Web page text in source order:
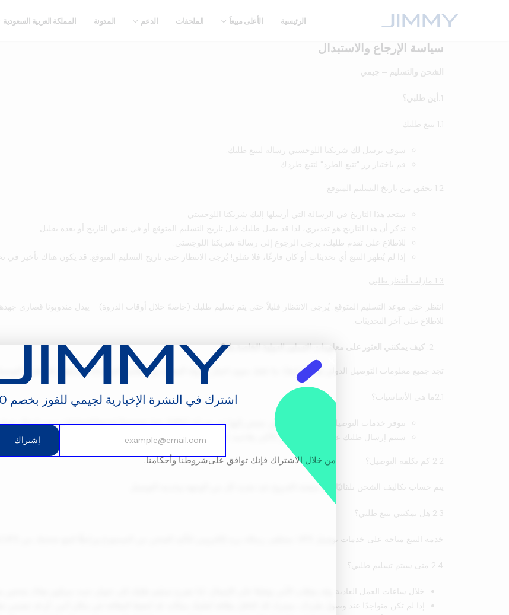
الرئيسية الأعلى مبيعاََ الملحقات الدعم المدونة المملكة العربية السعودية
سياسة الإرجاع والاستبدال
الشحن والتسليم – جيمي
1.أين طلبي؟
1.1 تتبع طلبك
سوف يرسل لك شريكنا اللوجستي رسالة لتتبع طلبك.
قم باختيار زر "تتبع الطرد" لتتبع طردك.
1.2 تحقق من تاريخ التسليم المتوقع
ستجد هذا التاريخ في الرسالة التي أرسلها إليك شريكنا اللوجستي
تذكر أن هذا التاريخ هو تقديري، لذا قد يصل طلبك قبل تاريخ التسليم المتوقع أو في نفس التاريخ أو بعده بقليل.
للاطلاع على تقدم طلبك، يرجى الرجوع إلى رسالة شريكنا اللوجستي.
إذا لم يُظهر التتبع أي تحديثات أو كان فارغًا، فلا تقلق! يُرجى الانتظار حتى تاريخ التسليم المتوقع. قد يكون هناك تأخير
1.3 مازلت أنتظر طلبي
انتظر حتى موعد التسليم المتوقع. يُرجى الانتظار قليلاً حتى يتم تسليم طلبك (خاصةً خلال أوقات الذروة) - يبذل مندوبونا قصارى
للاطلاع على آخر التحديثات.
كيف يمكنني العثور على معلومات التسليم الدولية الخاصة بك؟
تجد جميع معلومات التوصيل الدولي هنا (الرابط). ما عليك سوى اختيار الدولة المعنية من القائمة المنسدلة، وستظهر لك طرق التوصيل
2.1ما هي الأساسيات؟
تتوفر خدمات التوصيل لمعظم الدول التي نشحن إليها عبر شركة United Parcel Service, Inc. (UPS). بمجرد إدخال عنوان التسليم، ستتمكن من الاطلاع على خدمات التوصيل المتاحة.
سيتم إرسال طلبك عبر شركة الشحن الأكثر ملاءمة، اعتمادًا على الحجم والوزن.
2.2 كم تكلفة التوصيل؟
يتم حساب تكاليف الشحن تلقائيًا في صفحة الخروج عند تحديد كل من الوجهة وخدمة التوصيل.
2.3 هل يمكنني تتبع طلبي؟
خدمة التتبع متاحة على خدمات توصيل UPS. ستتلقى رسالة بريد إلكتروني لتأكيد الشحن من المستودع ورابطًا لتتبع شحنتك من UPS لتتمكن من متابعة مسارها.
2.4 متى سيتم تسليم طلبي؟
خلال ساعات العمل العادية وقد يتطلب الأمر توقيعًا على الإيصال، لذا نقترح تسليم طلبك إلى عنوان حيث سيكون هناك شخص
إذا لم تكن متواجدًا عند وصول طردك، سيترك لك الناقل بطاقة تُعلمك بمكانه. قد تُحفظ البطاقة في مكان آمن، أو قد تتضمن
اشترك في النشرة الإخبارية لجيمي للفوز بخصم 10%.
إشتراك
من خلال الاشتراك فإنك توافق علىشروطنا وأحكامنا.